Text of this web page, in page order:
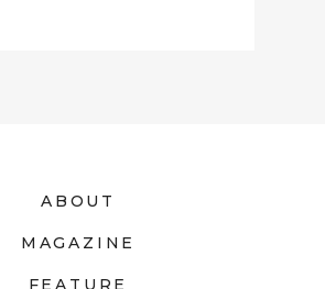
ABOUT
MAGAZINE
FEATURE